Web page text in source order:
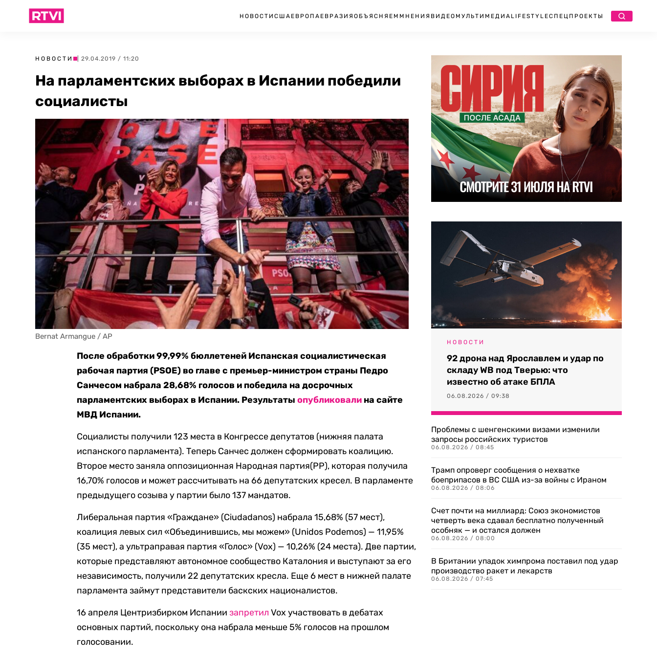
НОВОСТИ США ЕВРОПА ЕВРАЗИЯ ОБЪЯСНЯЕМ МНЕНИЯ ВИДЕО МУЛЬТИМЕДИА LIFESTYLEСПЕЦПРОЕКТЫ
НОВОСТИ | 29.04.2019 / 11:20
На парламентских выборах в Испании победили
социалисты
Bernat Armangue / AP
После обработки 99,99% бюллетеней Испанская социалистическая
рабочая партия (PSOE) во главе с премьер-министром страны Педро
Санчесом набрала 28,68% голосов и победила на досрочных
парламентских выборах в Испании. Результатыопубликовали на сайте
МВД Испании.
Социалисты получили 123 места в Конгрессе депутатов (нижняя палата
испанского парламента). Теперь Санчес должен сформировать коалицию.
Второе место заняла оппозиционная Народная партия(PP), которая получила
16,70% голосов и может рассчитывать на 66 депутатских кресел. В парламенте
предыдущего созыва у партии было 137 мандатов.
Либеральная партия «Граждане» (Ciudadanos) набрала 15,68% (57 мест),
коалиция левых сил «Объединившись, мы можем» (Unidos Podemos) — 11,95%
(35 мест), а ультраправая партия «Голос» (Vox) — 10,26% (24 места). Две партии,
которые представляют автономное сообщество Каталония и выступают за его
независимость, получили 22 депутатских кресла. Еще 6 мест в нижней палате
парламента займут представители баскских националистов.
16 апреля Центризбирком Испаниизапретил Vox участвовать в дебатах
основных партий, поскольку она набрала меньше 5% голосов на прошлом
голосовании.
НОВОСТИ
92 дрона над Ярославлем и удар по
складу WB под Тверью: что
известно об атаке БПЛА
06.08.2026 / 09:38
Проблемы с шенгенскими визами изменили
запросы российских туристов
06.08.2026 / 08:45
Трамп опроверг сообщения о нехватке
боеприпасов в ВС США из-за войны с Ираном
06.08.2026 / 08:06
Счет почти на миллиард: Союз экономистов
четверть века сдавал бесплатно полученный
особняк — и остался должен
06.08.2026 / 08:00
В Британии упадок химпрома поставил под удар
производство ракет и лекарств
06.08.2026 / 07:45